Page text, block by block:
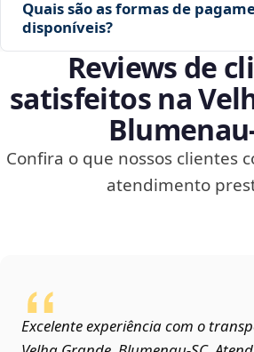
Quais são as formas de
disponíveis?
Reviews de
satisfeitos na
Confira o que nossos clientes
atendimento
Excelente experiência com o